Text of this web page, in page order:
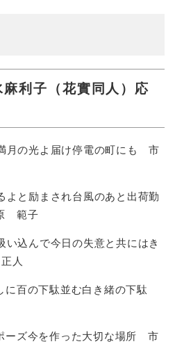
利子（花實同人）応
月の光よ届け停電の町にも 市
と励まされ台風のあと出荷勤
範子
込んで今日の失意と共にはき
人
に百の下駄並む白き緒の下駄
ーズ今を作った大切な場所 市